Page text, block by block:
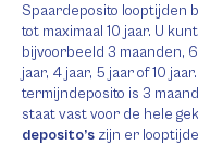
Spaardeposito looptijden
tot maximaal 10 jaar. U
bijvoorbeeld 3 maanden,
jaar, 4 jaar, 5 jaar of 10
termijndeposito is 3
staat vast voor de hele
deposito’s zijn er